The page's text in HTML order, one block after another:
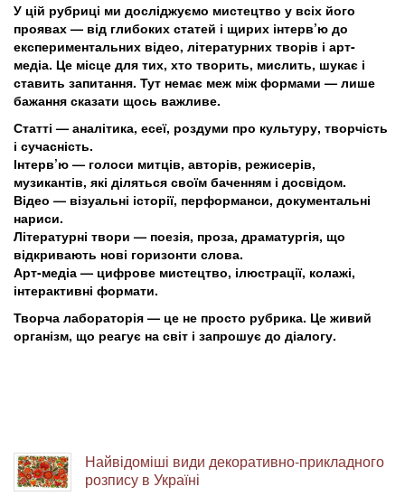
У цій рубриці ми досліджуємо мистецтво у всіх його
проявах — від глибоких статей і щирих інтерв’ю до
експериментальних відео, літературних творів і арт-
медіа. Це місце для тих, хто творить, мислить, шукає і
ставить запитання. Тут немає меж між формами — лише
бажання сказати щось важливе.
Статті — аналітика, есеї, роздуми про культуру, творчість
і сучасність.
Інтерв’ю — голоси митців, авторів, режисерів,
музикантів, які діляться своїм баченням і досвідом.
Відео — візуальні історії, перформанси, документальні
нариси.
Літературні твори — поезія, проза, драматургія, що
відкривають нові горизонти слова.
Арт-медіа — цифрове мистецтво, ілюстрації, колажі,
інтерактивні формати.
Творча лабораторія — це не просто рубрика. Це живий
організм, що реагує на світ і запрошує до діалогу.
Найвідоміші види декоративно-прикладного
розпису в Україні